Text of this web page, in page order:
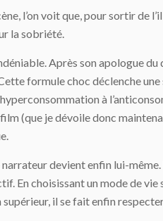
l’on voit que, pour sortir de
la sobriété.
Après son apologue du
formule choc déclenche
à
(que je dévoile donc
devient enfin lui-même.
En choisissant un mode de vie
supérieur, il se fait enfin